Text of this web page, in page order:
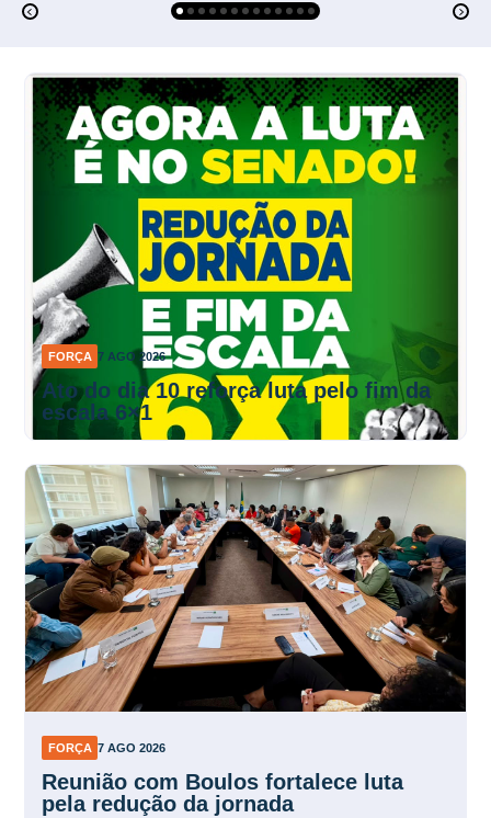
FORÇA 7 AGO 2026
Ato do dia 10 reforça luta pelo fim da
escala 6×1
FORÇA 7 AGO 2026
Reunião com Boulos fortalece luta
pela redução da jornada